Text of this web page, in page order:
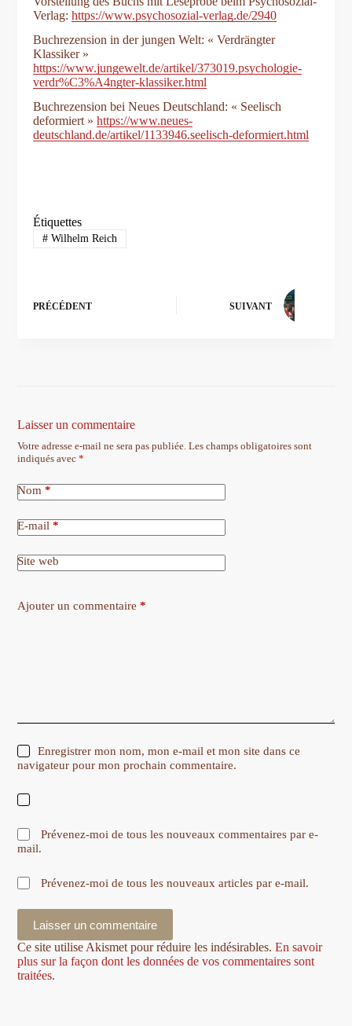
Verlag:https://www.psychosozial-verlag.de/2940
Buchrezension in der jungen Welt: « Verdrängter
Klassiker »
https://www.jungewelt.de/artikel/373019.psychologie-
verdr%C3%A4ngter-klassiker.html
Buchrezension bei Neues Deutschland: « Seelisch
deformiert »https://www.neues-
deutschland.de/artikel/1133946.seelisch-deformiert.html
Étiquettes
# Wilhelm Reich
PRÉCÉDENT SUIVANT
Laisser un commentaire
Votre adresse e-mail ne sera pas publiée. Les champs obligatoires sont
indiqués avec*
Nom *
E-mail *
Site web
Ajouter un commentaire *
Enregistrer mon nom, mon e-mail et mon site dans ce
navigateur pour mon prochain commentaire.
Prévenez-moi de tous les nouveaux commentaires par e-
mail.
Prévenez-moi de tous les nouveaux articles par e-mail.
Laisser un commentaire
Ce site utilise Akismet pour réduire les indésirables.En savoir
plus sur la façon dont les données de vos commentaires sont
traitées.